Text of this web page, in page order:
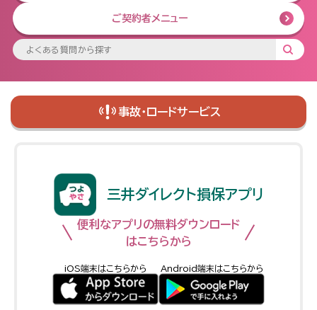
ご契約者メニュー
事故・ロードサービス
三井ダイレクト損保アプリ
便利なアプリの無料ダウンロード
はこちらから
iOS端末はこちらから Android端末はこちらから